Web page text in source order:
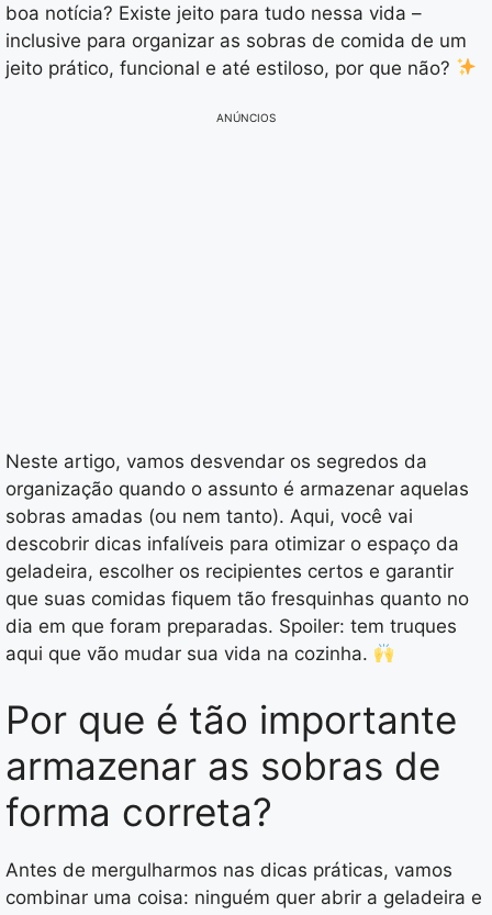
boa notícia? Existe jeito para tudo nessa vida –
inclusive para organizar as sobras de comida de um
jeito prático, funcional e até estiloso, por que não?
ANÚNCIOS
Neste artigo, vamos desvendar os segredos da
organização quando o assunto é armazenar aquelas
sobras amadas (ou nem tanto). Aqui, você vai
descobrir dicas infalíveis para otimizar o espaço da
geladeira, escolher os recipientes certos e garantir
que suas comidas fiquem tão fresquinhas quanto no
dia em que foram preparadas. Spoiler: tem truques
aqui que vão mudar sua vida na cozinha.
Por que é tão importante
armazenar as sobras de
forma correta?
Antes de mergulharmos nas dicas práticas, vamos
combinar uma coisa: ninguém quer abrir a geladeira e